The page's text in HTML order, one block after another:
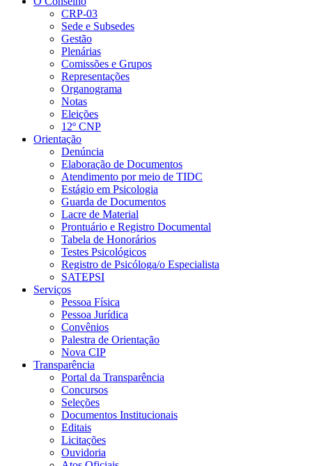
CRP-03
Sede e Subsedes
Gestão
Plenárias
Comissões e Grupos
Representações
Organograma
Notas
Eleições
12º CNP
Orientação
Denúncia
Elaboração de Documentos
Atendimento por meio de TIDC
Estágio em Psicologia
Guarda de Documentos
Lacre de Material
Prontuário e Registro Documental
Tabela de Honorários
Testes Psicológicos
Registro de Psicóloga/o Especialista
SATEPSI
Serviços
Pessoa Física
Pessoa Jurídica
Convênios
Palestra de Orientação
Nova CIP
Transparência
Portal da Transparência
Concursos
Seleções
Documentos Institucionais
Editais
Licitações
Ouvidoria